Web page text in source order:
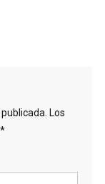
Los
*